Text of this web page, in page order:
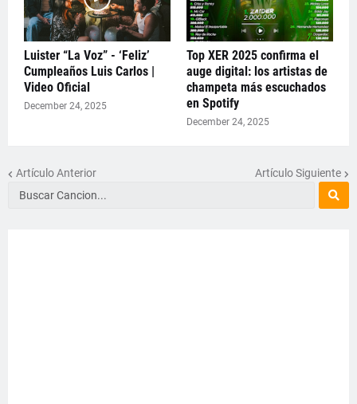
Luister “La Voz” - ‘Feliz’
Cumpleaños Luis Carlos |
Video Oficial
December 24, 2025
Top XER 2025 confirma el
auge digital: los artistas de
champeta más escuchados
en Spotify
December 24, 2025
Artículo Anterior Artículo Siguiente